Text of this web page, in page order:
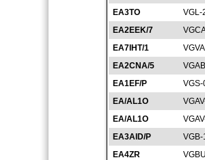
EA3TO
VGL-
EA2EEK/7
EA7IHT/1
EA2CNA/5
EA1EF/P
EA/AL1O
EA/AL1O
EA3AID/P
EA4ZR